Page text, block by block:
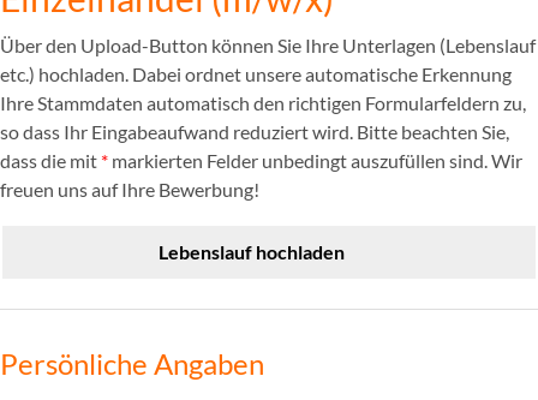
Über den Upload-Button können Sie Ihre Unterlagen (Lebenslauf
etc.) hochladen. Dabei ordnet unsere automatische Erkennung
Ihre Stammdaten automatisch den richtigen Formularfeldern zu,
so dass Ihr Eingabeaufwand reduziert wird. Bitte beachten Sie,
dass die mit * markierten Felder unbedingt auszufüllen sind. Wir
freuen uns auf Ihre Bewerbung!
Lebenslauf hochladen
Persönliche Angaben